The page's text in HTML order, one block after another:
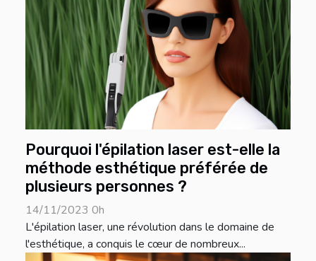
Pourquoi l'épilation laser est-elle la
méthode esthétique préférée de
plusieurs personnes ?
14/11/2023 0h
L'épilation laser, une révolution dans le domaine de
l'esthétique, a conquis le cœur de nombreux...